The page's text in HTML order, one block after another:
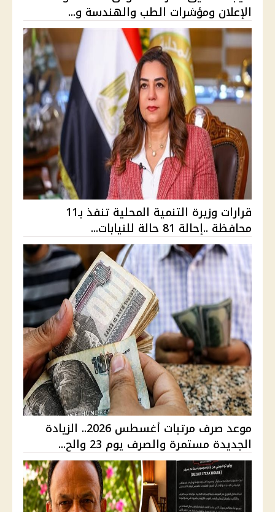
الإعلان ومؤشرات الطب والهندسة و...
قرارات وزيرة التنمية المحلية تنفذ بـ11
محافظة ..إحالة 81 حالة للنيابات...
موعد صرف مرتبات أغسطس 2026.. الزيادة
الجديدة مستمرة والصرف يوم 23 والح...